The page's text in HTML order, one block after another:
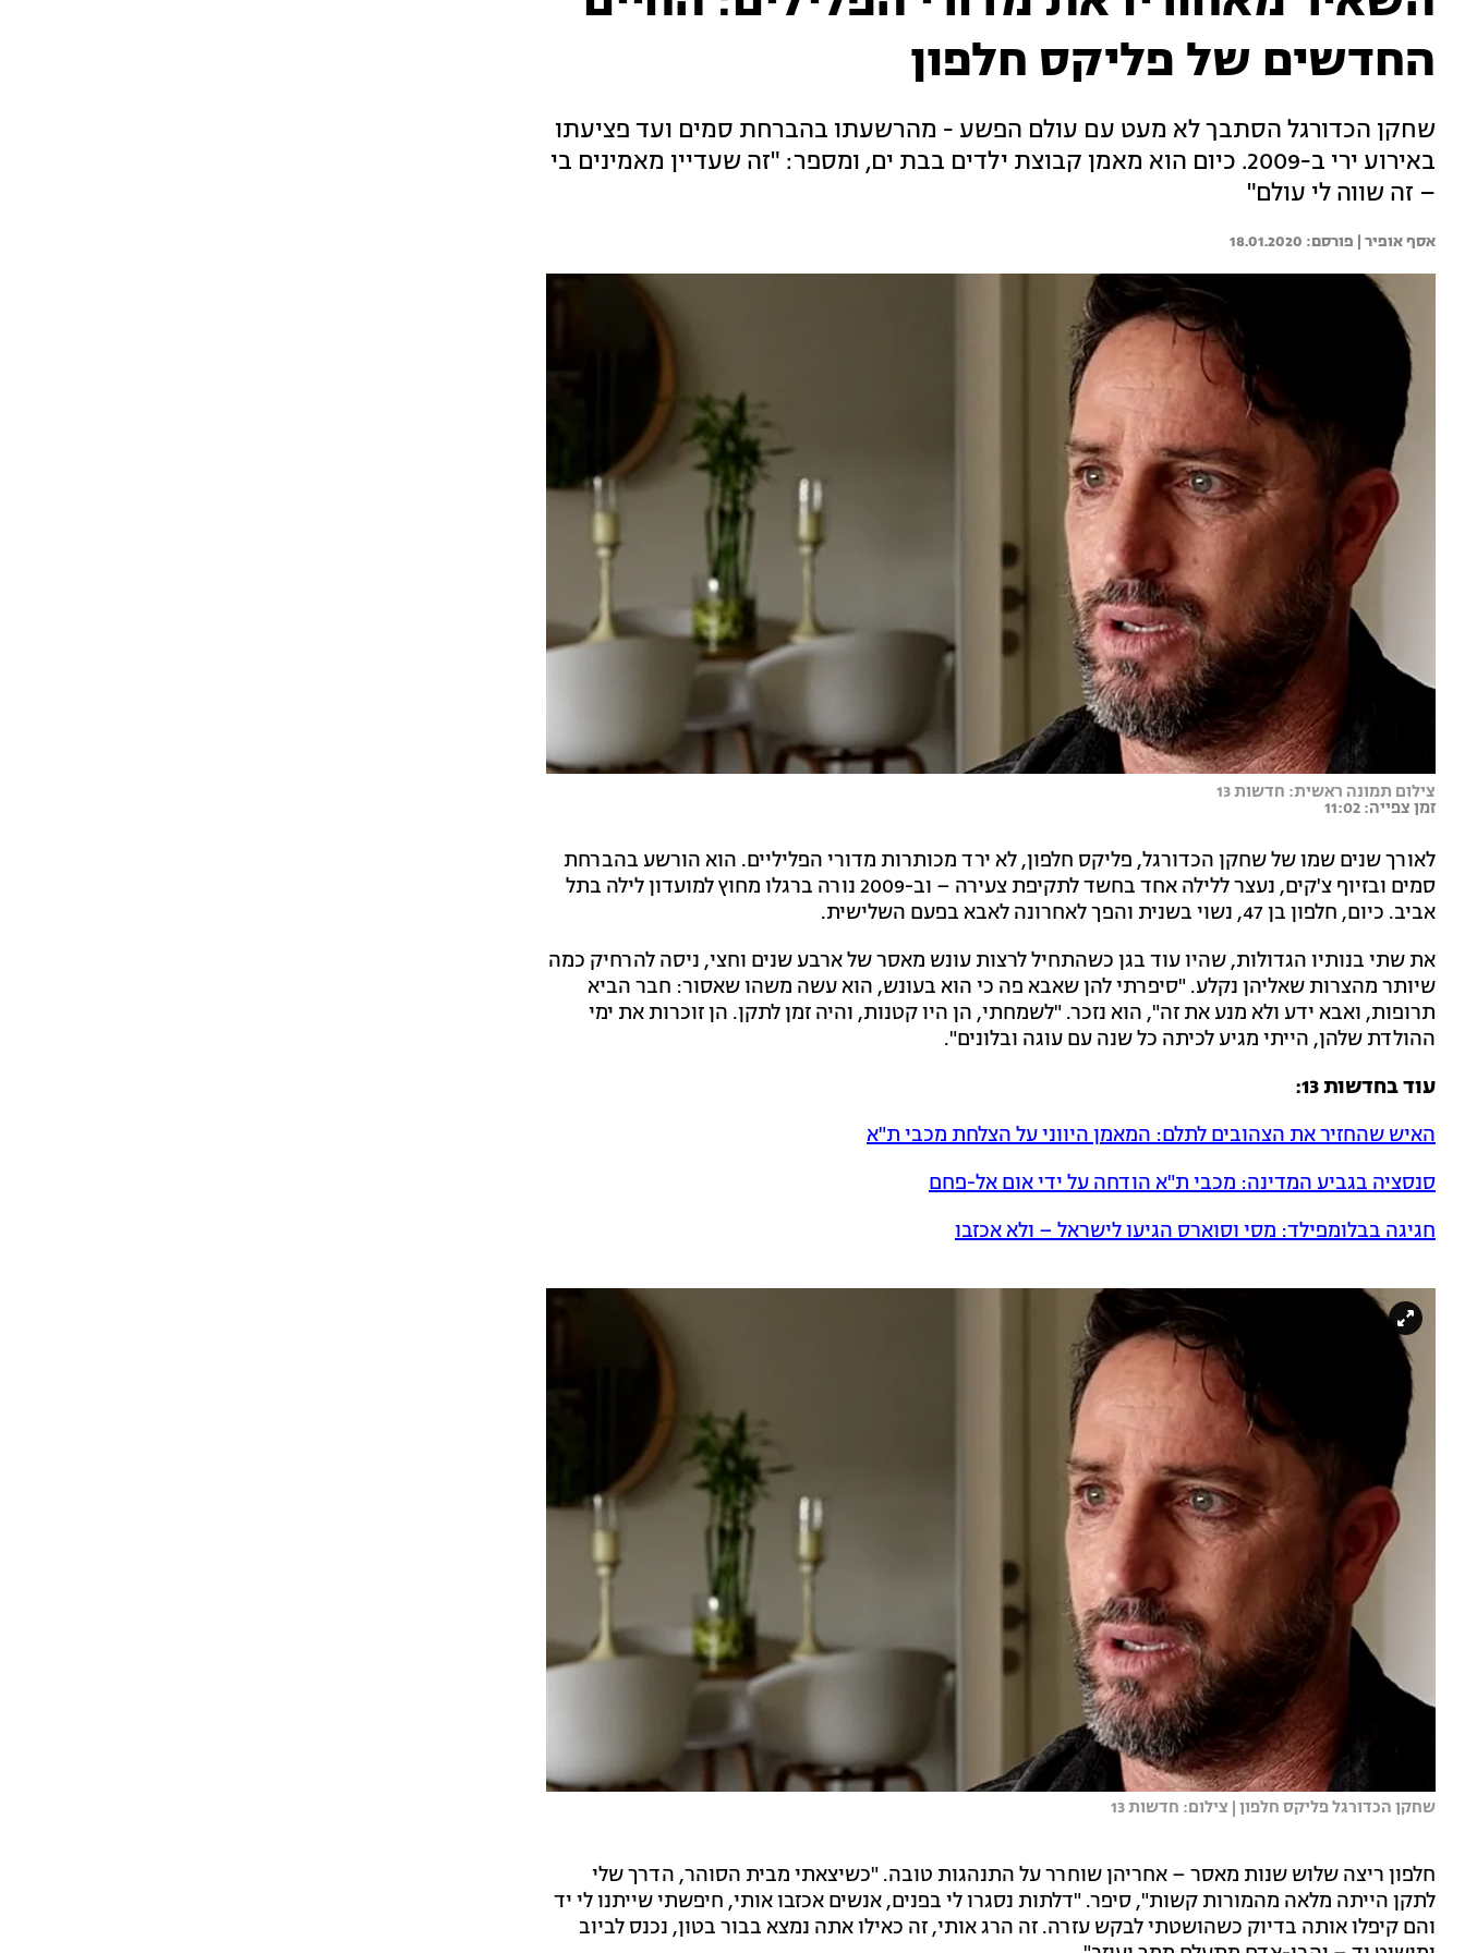
החדשים של פליקס חלפון
שחקן הכדורגל הסתבך לא מעט עם עולם הפשע - מהרשעתו בהברחת סמים ועד פציעתו
באירוע ירי ב-2009. כיום הוא מאמן קבוצת ילדים בבת ים, ומספר: "זה שעדיין מאמינים בי
– זה שווה לי עולם"
אסף אופיר | 18.01.2020
צילום תמונה ראשית: חדשות 13
זמן צפייה: 11:02
לאורך שנים שמו של שחקן הכדורגל, פליקס חלפון, לא ירד מכותרות מדורי הפליליים. הוא הורשע בהברחת
סמים ובזיוף צ'קים, נעצר ללילה אחד בחשד לתקיפת צעירה – וב-2009 נורה ברגלו מחוץ למועדון לילה בתל
אביב. כיום, חלפון בן 47, נשוי בשנית והפך לאחרונה לאבא בפעם השלישית.
את שתי בנותיו הגדולות, שהיו עוד בגן כשהתחיל לרצות עונש מאסר של ארבע שנים וחצי, ניסה להרחיק כמה
שיותר מהצרות שאליהן נקלע. "סיפרתי להן שאבא פה כי הוא בעונש, הוא עשה משהו שאסור: חבר הביא
תרופות, ואבא ידע ולא מנע את זה", הוא נזכר. "לשמחתי, הן היו קטנות, והיה זמן לתקן. הן זוכרות את ימי
ההולדת שלהן, הייתי מגיע לכיתה כל שנה עם עוגה ובלונים".
עוד בחדשות 13:
האיש שהחזיר את הצהובים לתלם: המאמן היווני על הצלחת מכבי ת"א
סנסציה בגביע המדינה: מכבי ת"א הודחה על ידי אום אל-פחם
חגיגה בבלומפילד: מסי וסוארס הגיעו לישראל – ולא אכזבו
שחקן הכדורגל פליקס חלפון | צילום: חדשות 13
חלפון ריצה שלוש שנות מאסר – אחריהן שוחרר על התנהגות טובה. "כשיצאתי מבית הסוהר, הדרך שלי
לתקן הייתה מלאה מהמורות קשות", סיפר. "דלתות נסגרו לי בפנים, אנשים אכזבו אותי, חיפשתי שייתנו לי יד
והם קיפלו אותה בדיוק כשהושטתי לבקש עזרה. זה הרג אותי, זה כאילו אתה נמצא בבור בטון, נכנס לביוב